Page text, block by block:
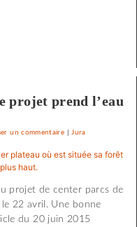
projet prend l’eau
un commentaire on
état
policier
Jura
projet de center parcs de
le 22 avril. Une bonne
du 20 juin 2015